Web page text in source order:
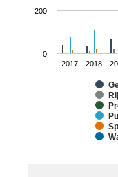
2017 2018
0
200